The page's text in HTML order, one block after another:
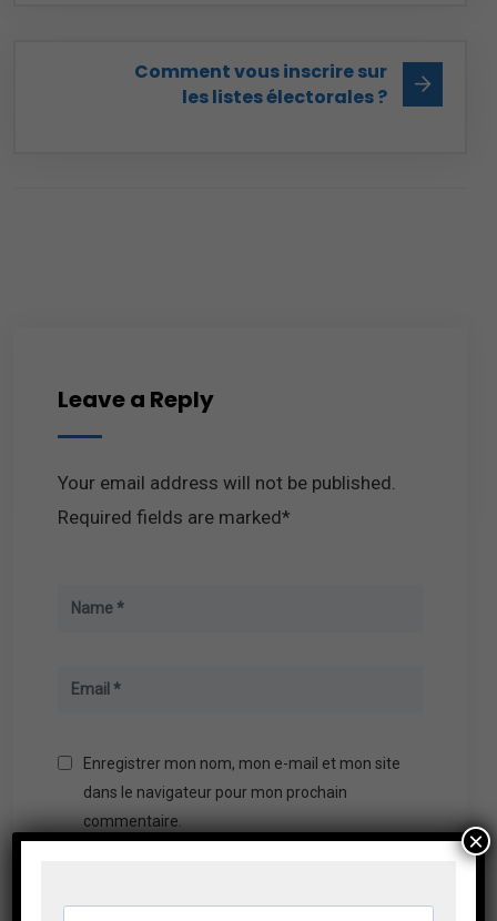
Comment vous inscrire sur
les listes électorales ?
Leave a Reply
Your email address will not be published.
Required fields are marked*
Enregistrer mon nom, mon e-mail et mon site
dans le navigateur pour mon prochain
commentaire.
×